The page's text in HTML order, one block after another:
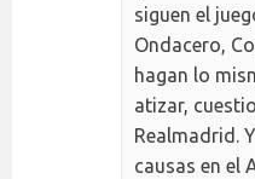
siguen el
Ondacero,
hagan lo
atizar,
Realmadrid.
causas en el